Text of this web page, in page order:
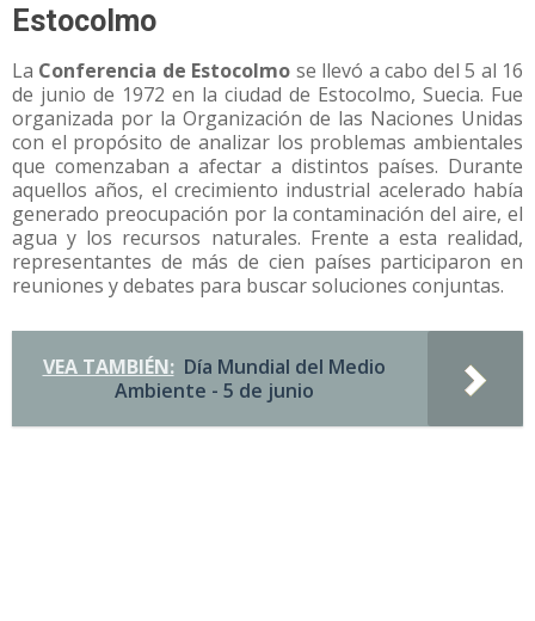
Estocolmo
La Conferencia de Estocolmo se llevó a cabo del 5 al 16
de junio de 1972 en la ciudad de Estocolmo, Suecia. Fue
organizada por la Organización de las Naciones Unidas
con el propósito de analizar los problemas ambientales
que comenzaban a afectar a distintos países. Durante
aquellos años, el crecimiento industrial acelerado había
generado preocupación por la contaminación del aire, el
agua y los recursos naturales. Frente a esta realidad,
representantes de más de cien países participaron en
reuniones y debates para buscar soluciones conjuntas.
VEA TAMBIÉN: Día Mundial del Medio
Ambiente - 5 de junio